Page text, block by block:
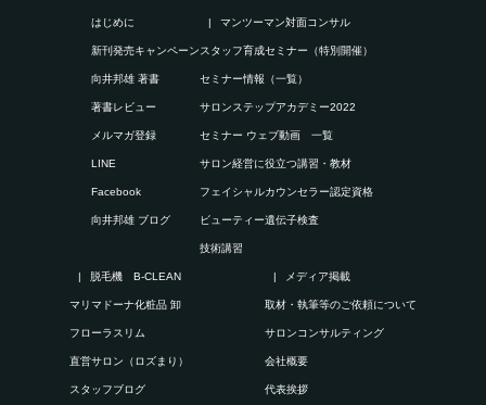
はじめに
新刊発売キャンペーン
向井邦雄 著書
著書レビュー
メルマガ登録
LINE
Facebook
向井邦雄 ブログ
マンツーマン対面コンサル
スタッフ育成セミナー（特別開催）
セミナー情報（一覧）
サロンステップアカデミー2022
セミナー ウェブ動画 一覧
サロン経営に役立つ講習・教材
フェイシャルカウンセラー認定資格
ビューティー遺伝子検査
技術講習
脱毛機 B-CLEAN
マリマドーナ化粧品 卸
フローラスリム
直営サロン（ロズまり）
スタッフブログ
メディア掲載
取材・執筆等のご依頼について
サロンコンサルティング
会社概要
代表挨拶